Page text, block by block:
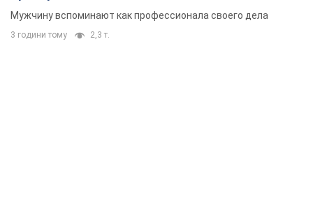
Мужчину вспоминают как профессионала своего дела
3 години тому 2,3 т.